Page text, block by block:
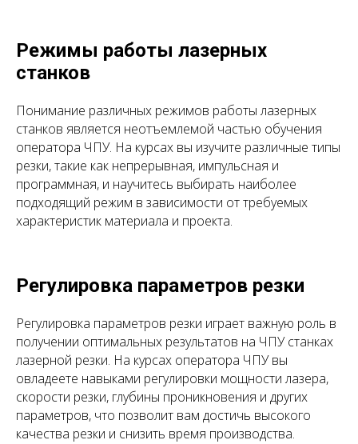
Режимы работы лазерных
станков
Понимание различных режимов работы лазерных
станков является неотъемлемой частью обучения
оператора ЧПУ. На курсах вы изучите различные типы
резки, такие как непрерывная, импульсная и
программная, и научитесь выбирать наиболее
подходящий режим в зависимости от требуемых
характеристик материала и проекта.
Регулировка параметров резки
Регулировка параметров резки играет важную роль в
получении оптимальных результатов на ЧПУ станках
лазерной резки. На курсах оператора ЧПУ вы
овладеете навыками регулировки мощности лазера,
скорости резки, глубины проникновения и других
параметров, что позволит вам достичь высокого
качества резки и снизить время производства.